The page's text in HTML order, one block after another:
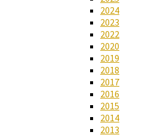
2024
2023
2022
2020
2019
2018
2017
2016
2015
2014
2013